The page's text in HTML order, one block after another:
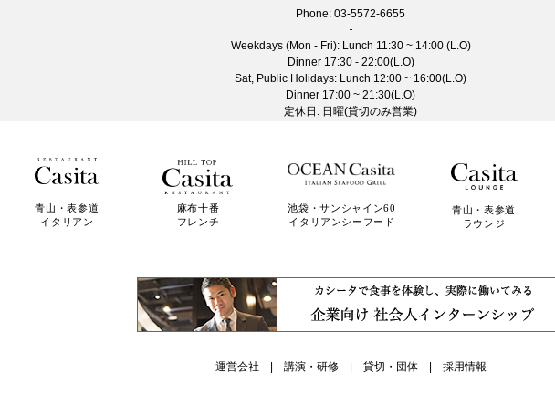
Phone: 03-5572-6655
Weekdays (Mon - Fri): Lunch 11:30 ~ 14:00 (L.O)
Dinner 17:30 - 22:00(L.O)
Sat, Public Holidays: Lunch 12:00 ~ 16:00(L.O)
Dinner 17:00 ~ 21:30(L.O)
定休日: 日曜(貸切のみ営業)
青山・表参道
イタリアン
麻布十番
フレンチ
池袋・サンシャイン60
イタリアンシーフード
青山・表参道
ラウンジ
運営会社 | 講演・研修| 貸切・団体| 採用情報